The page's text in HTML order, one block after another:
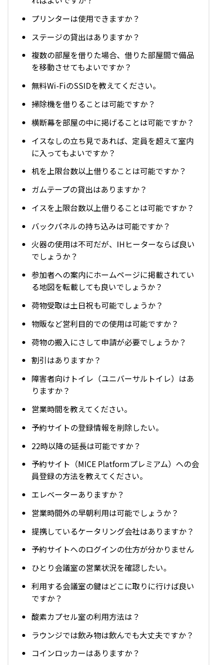
プリンターは使用できますか？
ステージの貸出はありますか？
複数の部屋を借りた場合、借りた部屋間で備品
を移動させてもよいですか？
無料Wi-FiのSSIDを教えてください。
掃除機を借りることは可能ですか？
横断幕を部屋の中に掲げることは可能ですか？
イスなしの立ち見であれば、定員を超えて室内
に入ってもよいですか？
机を上限台数以上借りることは可能ですか？
ガムテープの貸出はありますか？
イスを上限台数以上借りることは可能ですか？
バックパネルの持ち込みは可能ですか？
火器の使用は不可だが、IHヒーターならば良い
でしょうか？
参加者への案内にホームページに掲載されてい
る地図を転載しても良いでしょうか？
荷物受取は土日祝も可能でしょうか？
物販など営利目的での使用は可能ですか？
荷物の搬入にさして申請が必要でしょうか？
割引はありますか？
障害者向けトイレ（ユニバーサルトイレ）はあ
りますか？
営業時間を教えてください。
予約サイトの登録情報を削除したい。
22時以降の延長は可能ですか？
予約サイト（MICE Platformプレミアム）への会
員登録の方法を教えてください。
エレベーターありますか？
営業時間外の早朝利用は可能でしょうか？
提携しているケータリング会社はありますか？
予約サイトへのログインの仕方が分かりません
ひとり会議室の営業状況を確認したい。
利用する会議室の鍵はどこに取りに行けば良い
ですか？
酸素カプセル室の利用方法は？
ラウンジでは飲み物は飲んでも大丈夫ですか？
コインロッカーはありますか？